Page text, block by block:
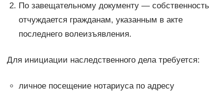
По завещательному документу — собственность
отчуждается гражданам, указанным в акте
последнего волеизъявления.
Для инициации наследственного дела требуется:
личное посещение нотариуса по адресу